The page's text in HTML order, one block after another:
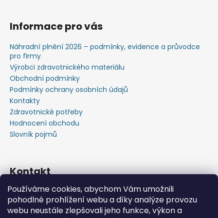
Používáme cookies, abychom Vám umožnili
pohodlné prohlížení webu a díky analýze provozu
webu neustále zlepšovali jeho funkce, výkon a
Informace pro vás
Náhradní plnění 2026 – podmínky, evidence a průvodce
pro firmy
Výrobci zdravotnického materiálu
Obchodní podmínky
Podmínky ochrany osobních údajů
Kontakty
Zdravotnické potřeby
Hodnocení obchodu
Slovník pojmů
Kontakt
+420603583759 ,+420734720049
https://www.facebook.com/profile.php?id=615793934
37445